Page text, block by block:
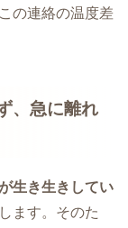
の連絡の温度差
、急に離れ
生き生きしてい
ます。そのた